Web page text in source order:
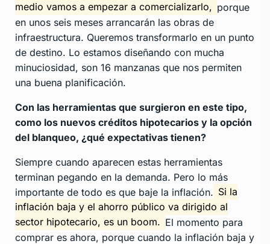
medio vamos a empezar a comercializarlo, porque
en unos seis meses arrancarán las obras de
infraestructura. Queremos transformarlo en un punto
de destino. Lo estamos diseñando con mucha
minuciosidad, son 16 manzanas que nos permiten
una buena planificación.
Con las herramientas que surgieron en este tipo,
como los nuevos créditos hipotecarios y la opción
del blanqueo, ¿qué expectativas tienen?
Siempre cuando aparecen estas herramientas
terminan pegando en la demanda. Pero lo más
importante de todo es que baje la inflación. Si la
inflación baja y el ahorro público va dirigido al
sector hipotecario, es un boom. El momento para
comprar es ahora, porque cuando la inflación baja y